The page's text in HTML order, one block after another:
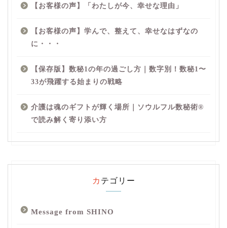
【お客様の声】「わたしが今、幸せな理由」
【お客様の声】学んで、整えて、幸せなはずなの
に・・・
【保存版】数秘1の年の過ごし方｜数字別！数秘1〜
33が飛躍する始まりの戦略
介護は魂のギフトが輝く場所｜ソウルフル数秘術®︎
で読み解く寄り添い方
カテゴリー
Message from SHINO